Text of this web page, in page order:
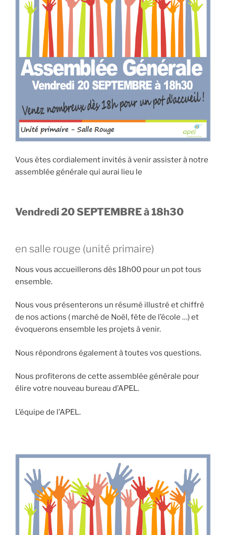
Vous êtes cordialement invités à venir assister à notre
assemblée générale qui aurai lieu le
Vendredi 20 SEPTEMBRE à 18h30
en salle rouge (unité primaire)
Nous vous accueillerons dès 18h00 pour un pot tous
ensemble.
Nous vous présenterons un résumé illustré et chiffré
de nos actions ( marché de Noël, fête de l’école …) et
évoquerons ensemble les projets à venir.
Nous répondrons également à toutes vos questions.
Nous profiterons de cette assemblée générale pour
élire votre nouveau bureau d’APEL.
L’équipe de l’APEL.